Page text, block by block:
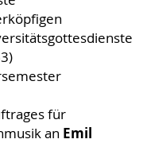
für
an Emil